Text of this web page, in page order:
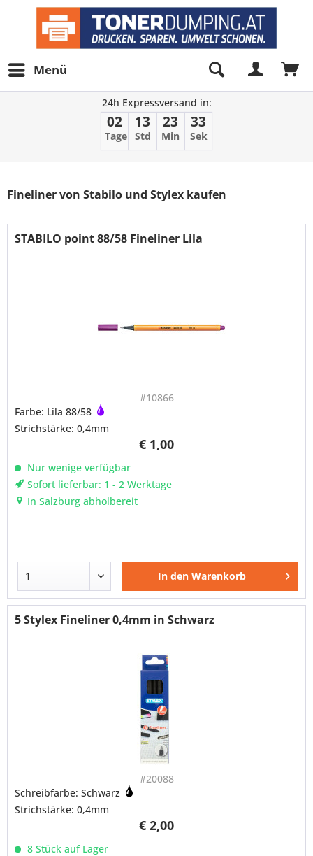
Menü
24h Expressversand in:
02
Tage
13
Std
23
Min
32
Sek
Fineliner von Stabilo und Stylex kaufen
STABILO point 88/58 Fineliner Lila
#10866
€ 1,00
Farbe: Lila 88/58
Strichstärke: 0,4mm
Nur wenige verfügbar
Sofort lieferbar: 1 - 2 Werktage
In Salzburg abholbereit
In den Warenkorb
5 Stylex Fineliner 0,4mm in Schwarz
#20088
€ 2,00
Schreibfarbe: Schwarz
Strichstärke: 0,4mm
8 Stück auf Lager